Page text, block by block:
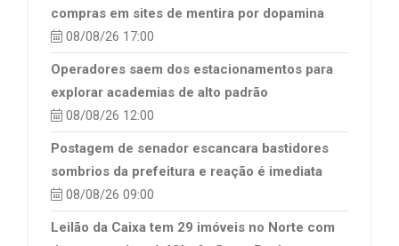
compras em sites de mentira por dopamina
08/08/26 17:00
Operadores saem dos estacionamentos para
explorar academias de alto padrão
08/08/26 12:00
Postagem de senador escancara bastidores
sombrios da prefeitura e reação é imediata
08/08/26 09:00
Leilão da Caixa tem 29 imóveis no Norte com